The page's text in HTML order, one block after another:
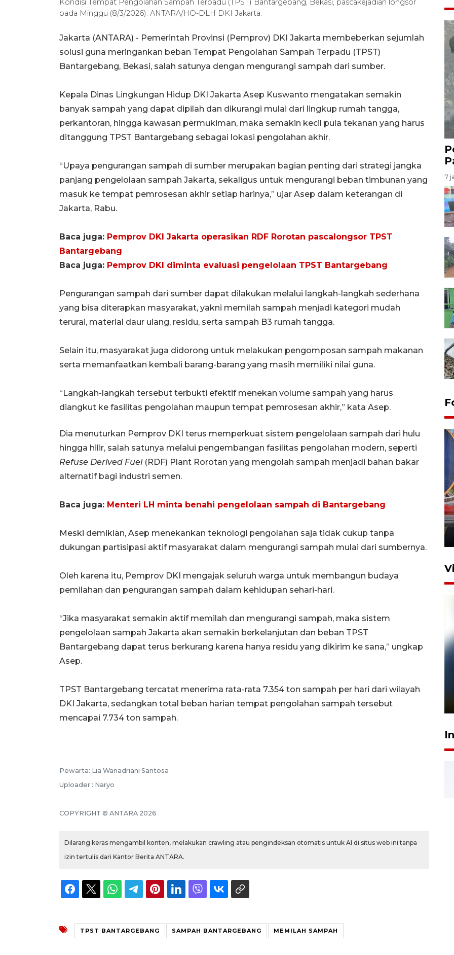
Kondisi Tempat Pengolahan Sampah Terpadu (TPST) Bantargebang, Bekasi, pascakejadian longsor
pada Minggu (8/3/2026). ANTARA/HO-DLH DKI Jakarta.
Jakarta (ANTARA) - Pemerintah Provinsi (Pemprov) DKI Jakarta membeberkan sejumlah
solusi guna meringankan beban Tempat Pengolahan Sampah Terpadu (TPST)
Bantargebang, Bekasi, salah satunya dengan mengurangi sampah dari sumber.
Kepala Dinas Lingkungan Hidup DKI Jakarta Asep Kuswanto mengatakan semakin
banyak sampah yang dapat dipilah dan dikurangi mulai dari lingkup rumah tangga,
perkantoran, hingga kawasan permukiman, maka semakin kecil pula tekanan yang harus
ditanggung TPST Bantargebang sebagai lokasi pengolahan akhir.
“Upaya pengurangan sampah di sumber merupakan bagian penting dari strategi jangka
panjang pengelolaan sampah Jakarta, sekaligus untuk mengurangi beban timbunan yang
masuk ke tempat pemrosesan akhir setiap harinya,” ujar Asep dalam keterangan di
Jakarta, Rabu.
Baca juga: Pemprov DKI Jakarta operasikan RDF Rorotan pascalongsor TPST
Bantargebang
Baca juga: Pemprov DKI diminta evaluasi pengelolaan TPST Bantargebang
Pengurangan sampah dari sumber dapat dilakukan melalui langkah-langkah sederhana
yang bisa diterapkan masyarakat, yakni memilah sampah menjadi kategori mudah
terurai, material daur ulang, residu, serta sampah B3 rumah tangga.
Selain itu, masyarakat juga didorong untuk melakukan pengomposan sampah makanan
serta memanfaatkan kembali barang-barang yang masih memiliki nilai guna.
“Langkah-langkah tersebut terbukti efektif menekan volume sampah yang harus
diangkut ke fasilitas pengolahan maupun tempat pemrosesan akhir,” kata Asep.
Dia menuturkan Pemprov DKI terus memperkuat sistem pengelolaan sampah dari hulu
hingga hilir, salah satunya melalui pengembangan fasilitas pengolahan modern, seperti
Refuse Derived Fuel(RDF) Plant Rorotan yang mengolah sampah menjadi bahan bakar
alternatif bagi industri semen.
Baca juga: Menteri LH minta benahi pengelolaan sampah di Bantargebang
Meski demikian, Asep menekankan teknologi pengolahan saja tidak cukup tanpa
dukungan partisipasi aktif masyarakat dalam mengurangi sampah mulai dari sumbernya.
Oleh karena itu, Pemprov DKI mengajak seluruh warga untuk membangun budaya
pemilahan dan pengurangan sampah dalam kehidupan sehari-hari.
“Jika masyarakat semakin aktif memilah dan mengurangi sampah, maka sistem
pengelolaan sampah Jakarta akan semakin berkelanjutan dan beban TPST
Bantargebang dapat terus berkurang karena hanya residu yang dikirim ke sana,” ungkap
Asep.
TPST Bantargebang tercatat menerima rata-rata 7.354 ton sampah per hari dari wilayah
DKI Jakarta, sedangkan total beban harian tempat pengolahan sampah tersebut
mencapai 7.734 ton sampah.
Pewarta: Lia Wanadriani Santosa
Uploader : Naryo
COPYRIGHT © ANTARA 2026
Dilarang keras mengambil konten, melakukan crawling atau pengindeksan otomatis untuk AI di situs web ini tanpa
izin tertulis dari Kantor Berita ANTARA.
TPST BANTARGEBANG SAMPAH BANTARGEBANG MEMILAH SAMPAH
7
perlintasan sebidang di
12 Juni 2026 18:49
sampai 8 tahan?
1 Juni 2026 05:47